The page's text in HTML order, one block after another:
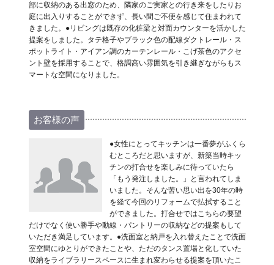
部に収納のある出窓のため、隣家のご実家との行き来をしたりお
庭に出入りすることができず、長い間ご不便を感じて住まわれて
きました。●リビングは既存の化粧梁と対面カウンターを活かした
提案をしました。タテ格子やブラック色の配線ダクトレール・ス
ポットライト・アイアン調のカーテンレール・こげ茶色のアクセ
ント壁を採用することで、格調高い雰囲気を引き継ぎながらもス
マートな空間になりました。
お客様の声
●女性にとってキッチンは一番夢がふくら
むところだと思いますが、新築当時キッ
チンの打合せを楽しみに待っていたら
「もう発注しました。」と言われてしま
いました。そんな苦い思い出を30年の時
を経て今回のリフォームで払拭すること
ができました。打合せではこちらの要望
だけでなく使い勝手や動線・パントリーの収納などの提案もして
いただき満足しています。●洗面室と納戸を入れ替えたことで洗面
室空間にゆとりができたことや、ただのタンス置場と化していた
収納をライブラリースペースに生まれ変わらせる提案を頂いたこ